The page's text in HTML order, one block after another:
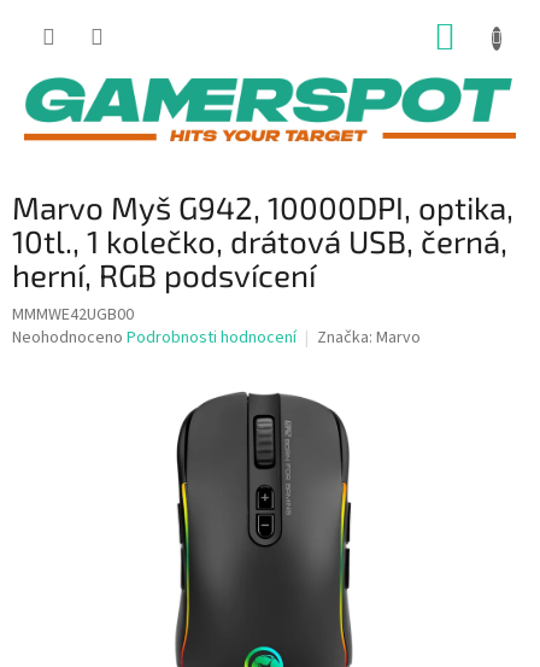
Marvo Myš G942, 10000DPI, optika,
10tl., 1 kolečko, drátová USB, černá,
herní, RGB podsvícení
MMMWE42UGB00
Průměrné
Neohodnoceno Podrobnosti hodnocení Značka: Marvo